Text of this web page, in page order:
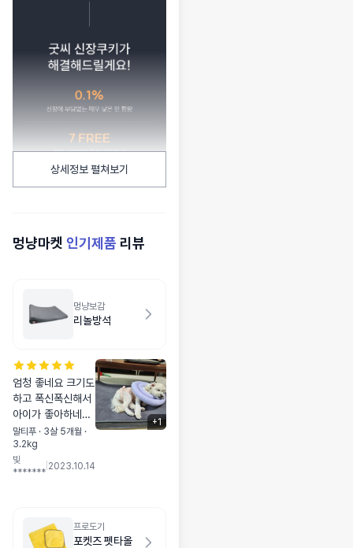
상세정보 펼쳐보기
멍냥마켓 인기제품 리뷰
멍냥보감
리놀방석
엄청 좋네요 크기도
하고 폭신폭신해서
아이가 좋아하네요
가볍구요 커버 안쪽
은 방수! 계속 지꺼
라고.. 쿠폰덕에 싸
말티푸 · 3살 5개월 ·
3.2kg
빛
*******
2023.10.14
+1
프로도기
포켓즈 펫타올